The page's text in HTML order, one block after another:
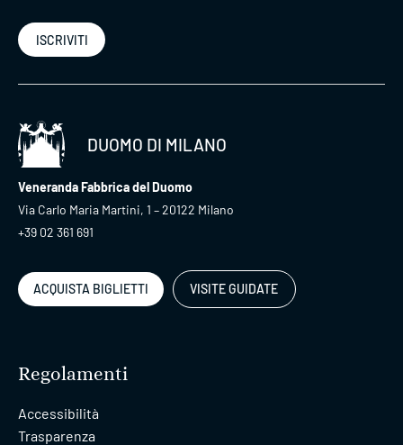
ISCRIVITI
DUOMO DI MILANO
Veneranda Fabbrica del Duomo
Via Carlo Maria Martini, 1 – 20122 Milano
+39 02 361 691
ACQUISTA BIGLIETTI VISITE GUIDATE
Regolamenti
Accessibilità
Trasparenza